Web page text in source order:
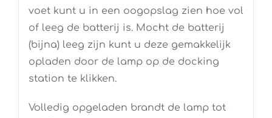
voet kunt u in een oogopslag zien hoe vol
of leeg de batterij is. Mocht de batterij
(bijna) leeg zijn kunt u deze gemakkelijk
opladen door de lamp op de docking
station te klikken.
Volledig opgeladen brandt de lamp tot